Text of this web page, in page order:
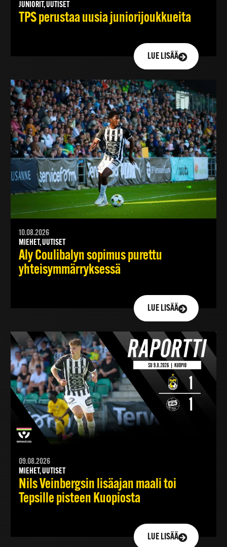
JUNIORIT, UUTISET
TPS perustaa uusia juniorijoukkueita
LUE LISÄÄ
10.08.2026
MIEHET, UUTISET
Aly Coulibalyn sopimus purettu
yhteisymmärryksessä
LUE LISÄÄ
09.08.2026
MIEHET, UUTISET
Nils Veinbergsin lisäajan maali toi
Tepsille pisteen Kuopiosta
LUE LISÄÄ